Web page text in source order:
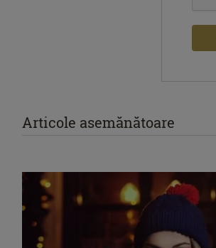
Articole asemănătoare